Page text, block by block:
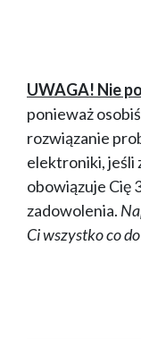
UWAGA! Nie
ponieważ
rozwiązanie
elektroniki, jeśli
obowiązuje Cię
zadowolenia.
Ci wszystko co